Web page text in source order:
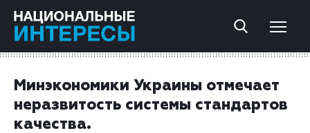
Минэкономики Украины отмечает
неразвитость системы стандартов
качества.